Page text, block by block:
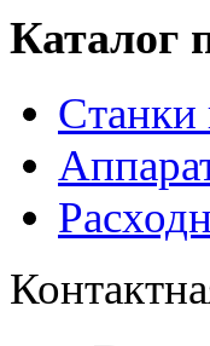
Каталог
Станки